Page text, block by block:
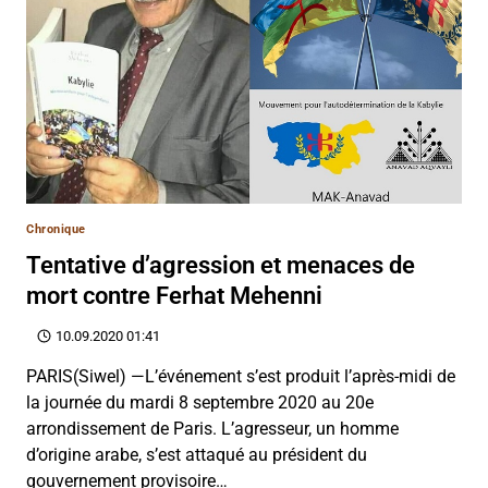
Chronique
Tentative d’agression et menaces de
mort contre Ferhat Mehenni
10.09.2020 01:41
PARIS(Siwel) —L’événement s’est produit l’après-midi de
la journée du mardi 8 septembre 2020 au 20e
arrondissement de Paris. L’agresseur, un homme
d’origine arabe, s’est attaqué au président du
gouvernement provisoire…